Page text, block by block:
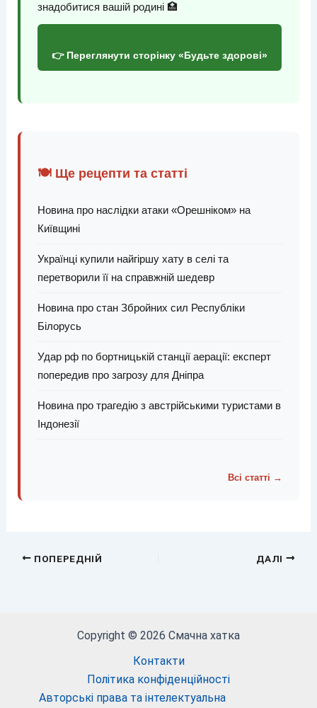
знадобитися вашій родині 🏥
👉 Переглянути сторінку «Будьте здорові»
🍽️ Ще рецепти та статті
Новина про наслідки атаки «Орешніком» на
Київщині
Українці купили найгіршу хату в селі та
перетворили її на справжній шедевр
Новина про стан Збройних сил Республіки
Білорусь
Удар рф по бортницькій станції аерації: експерт
попередив про загрозу для Дніпра
Новина про трагедію з австрійськими туристами в
Індонезії
Всі статті →
ПОПЕРЕДНІЙ ДАЛІ
Copyright © 2026 Смачна хатка
Контакти
Політика конфіденційності
Авторські права та інтелектуальна